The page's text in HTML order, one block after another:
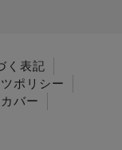
く表記
ポリシー
バー